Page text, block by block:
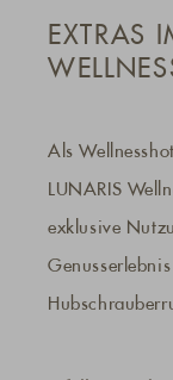
EXTRAS
Als
LUNARIS
exklusive